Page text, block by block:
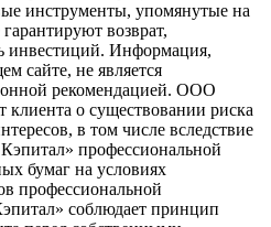
инструменты, упомянутые на
возврат,
инвестиций. Информация,
сайте, не является
рекомендацией. ООО
о существовании риска
в том числе вследствие
профессиональной
бумаг на условиях
профессиональной
соблюдает принцип